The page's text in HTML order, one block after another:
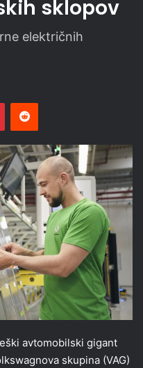
sklopov
električnih
PinterestReddit
avtomobilski gigant
skupina (VAG)